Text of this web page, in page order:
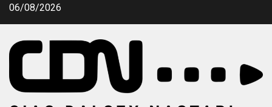
Przejdź
06/08/2026